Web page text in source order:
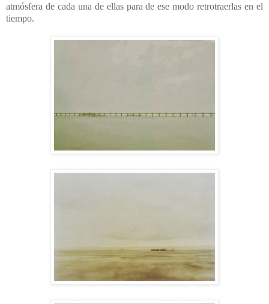
atmósfera de cada una de ellas para de ese modo retrotraerlas en el
tiempo.